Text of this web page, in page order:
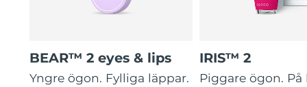
BEAR™ 2 eyes & lips
Yngre ögon. Fylliga läppar.
IRIS™ 2
Piggare ögon. På